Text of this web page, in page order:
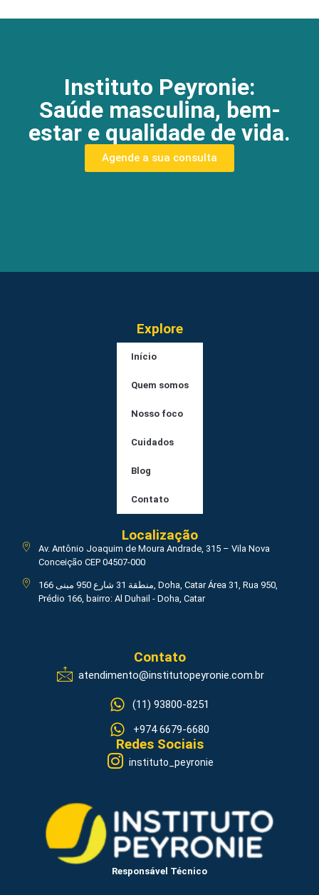
Instituto Peyronie:
Saúde masculina, bem-
estar e qualidade de vida.
Agende a sua consulta
Explore
Início
Quem somos
Nosso foco
Cuidados
Blog
Contato
Localização
Av. Antônio Joaquim de Moura Andrade, 315 – Vila Nova
Conceição CEP 04507-000
منطقة 31 شارع 950 مبنى 166, Doha, Catar Área 31, Rua 950,
Prédio 166, bairro: Al Duhail - Doha, Catar
Contato
atendimento@institutopeyronie.com.br
(11) 93800-8251
+974 6679-6680
Redes Sociais
instituto_peyronie
Responsável Técnico